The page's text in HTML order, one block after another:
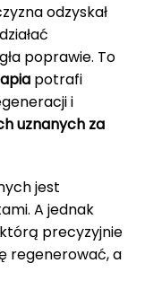
odzyskał
poprawie. To
potrafi
i
uznanych za
jest
A jednak
precyzyjnie
regenerować, a